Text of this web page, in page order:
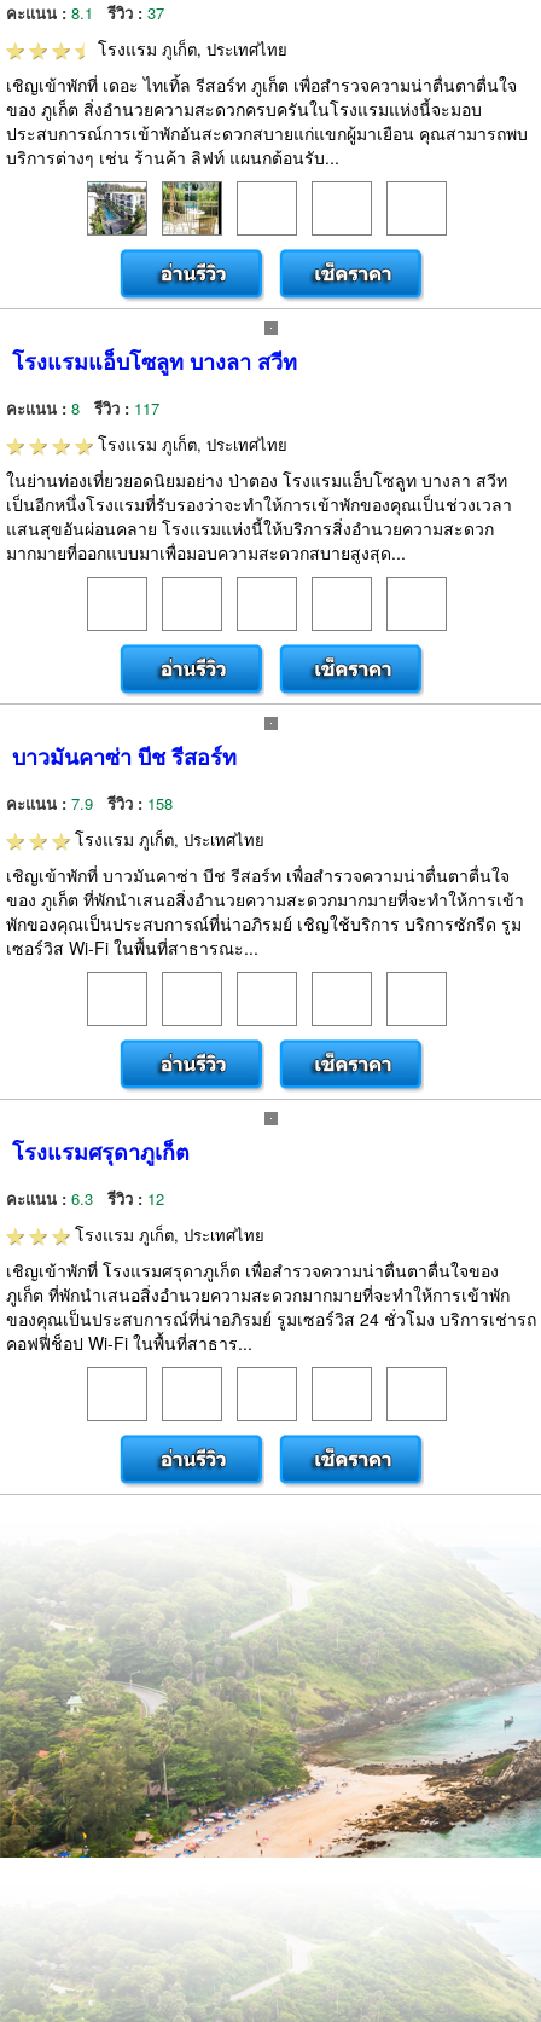
คะแนน : 8.1 รีวิว : 37
โรงแรม ภูเก็ต, ประเทศไทย
เชิญเข้าพักที่ เดอะ ไทเทิ้ล รีสอร์ท ภูเก็ต เพื่อสำรวจความน่าตื่นตาตื่นใจ
ของ ภูเก็ต สิ่งอำนวยความสะดวกครบครันในโรงแรมแห่งนี้จะมอบ
ประสบการณ์การเข้าพักอันสะดวกสบายแก่แขกผู้มาเยือน คุณสามารถพบ
บริการต่างๆ เช่น ร้านค้า ลิฟท์ แผนกต้อนรับ...
โรงแรมแอ็บโซลูท บางลา สวีท
คะแนน : 8 รีวิว : 117
โรงแรม ภูเก็ต, ประเทศไทย
ในย่านท่องเที่ยวยอดนิยมอย่าง ป่าตอง โรงแรมแอ็บโซลูท บางลา สวีท
เป็นอีกหนึ่งโรงแรมที่รับรองว่าจะทำให้การเข้าพักของคุณเป็นช่วงเวลา
แสนสุขอันผ่อนคลาย โรงแรมแห่งนี้ให้บริการสิ่งอำนวยความสะดวก
มากมายที่ออกแบบมาเพื่อมอบความสะดวกสบายสูงสุด...
บาวมันคาซ่า บีช รีสอร์ท
คะแนน : 7.9 รีวิว : 158
โรงแรม ภูเก็ต, ประเทศไทย
เชิญเข้าพักที่ บาวมันคาซ่า บีช รีสอร์ท เพื่อสำรวจความน่าตื่นตาตื่นใจ
ของ ภูเก็ต ที่พักนำเสนอสิ่งอำนวยความสะดวกมากมายที่จะทำให้การเข้า
พักของคุณเป็นประสบการณ์ที่น่าอภิรมย์ เชิญใช้บริการ บริการซักรีด รูม
เซอร์วิส Wi-Fi ในพื้นที่สาธารณะ...
โรงแรมศรุดาภูเก็ต
คะแนน : 6.3 รีวิว : 12
โรงแรม ภูเก็ต, ประเทศไทย
เชิญเข้าพักที่ โรงแรมศรุดาภูเก็ต เพื่อสำรวจความน่าตื่นตาตื่นใจของ
ภูเก็ต ที่พักนำเสนอสิ่งอำนวยความสะดวกมากมายที่จะทำให้การเข้าพัก
ของคุณเป็นประสบการณ์ที่น่าอภิรมย์ รูมเซอร์วิส 24 ชั่วโมง บริการเช่ารถ
คอฟฟี่ช็อป Wi-Fi ในพื้นที่สาธาร...